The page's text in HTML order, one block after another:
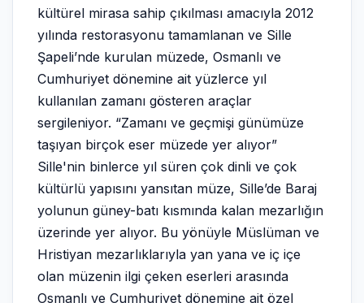
kültürel mirasa sahip çıkılması amacıyla 2012
yılında restorasyonu tamamlanan ve Sille
Şapeli’nde kurulan müzede, Osmanlı ve
Cumhuriyet dönemine ait yüzlerce yıl
kullanılan zamanı gösteren araçlar
sergileniyor. “Zamanı ve geçmişi günümüze
taşıyan birçok eser müzede yer alıyor”
Sille'nin binlerce yıl süren çok dinli ve çok
kültürlü yapısını yansıtan müze, Sille’de Baraj
yolunun güney-batı kısmında kalan mezarlığın
üzerinde yer alıyor. Bu yönüyle Müslüman ve
Hristiyan mezarlıklarıyla yan yana ve iç içe
olan müzenin ilgi çeken eserleri arasında
Osmanlı ve Cumhuriyet dönemine ait özel